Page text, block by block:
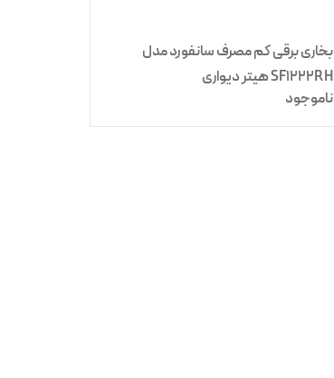
بخاری برقی کم مصرف سانفورد مدل
SF1222RH هیتر دیواری
ناموجود